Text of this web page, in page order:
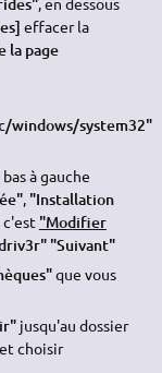
effacer la
la page
windows/system32"
bas à gauche
, "Installation
"Modifier
"Suivant"
que vous
jusqu'au dossier
choisir